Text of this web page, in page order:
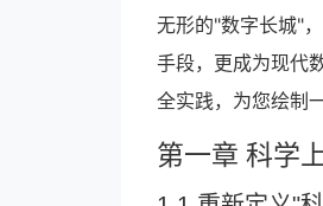
无形的"数字长城"
手段，更成为现代
全实践，为您绘制
第一章 科学